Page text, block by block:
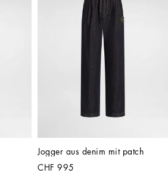
Jogger aus denim mit patch
CHF 995